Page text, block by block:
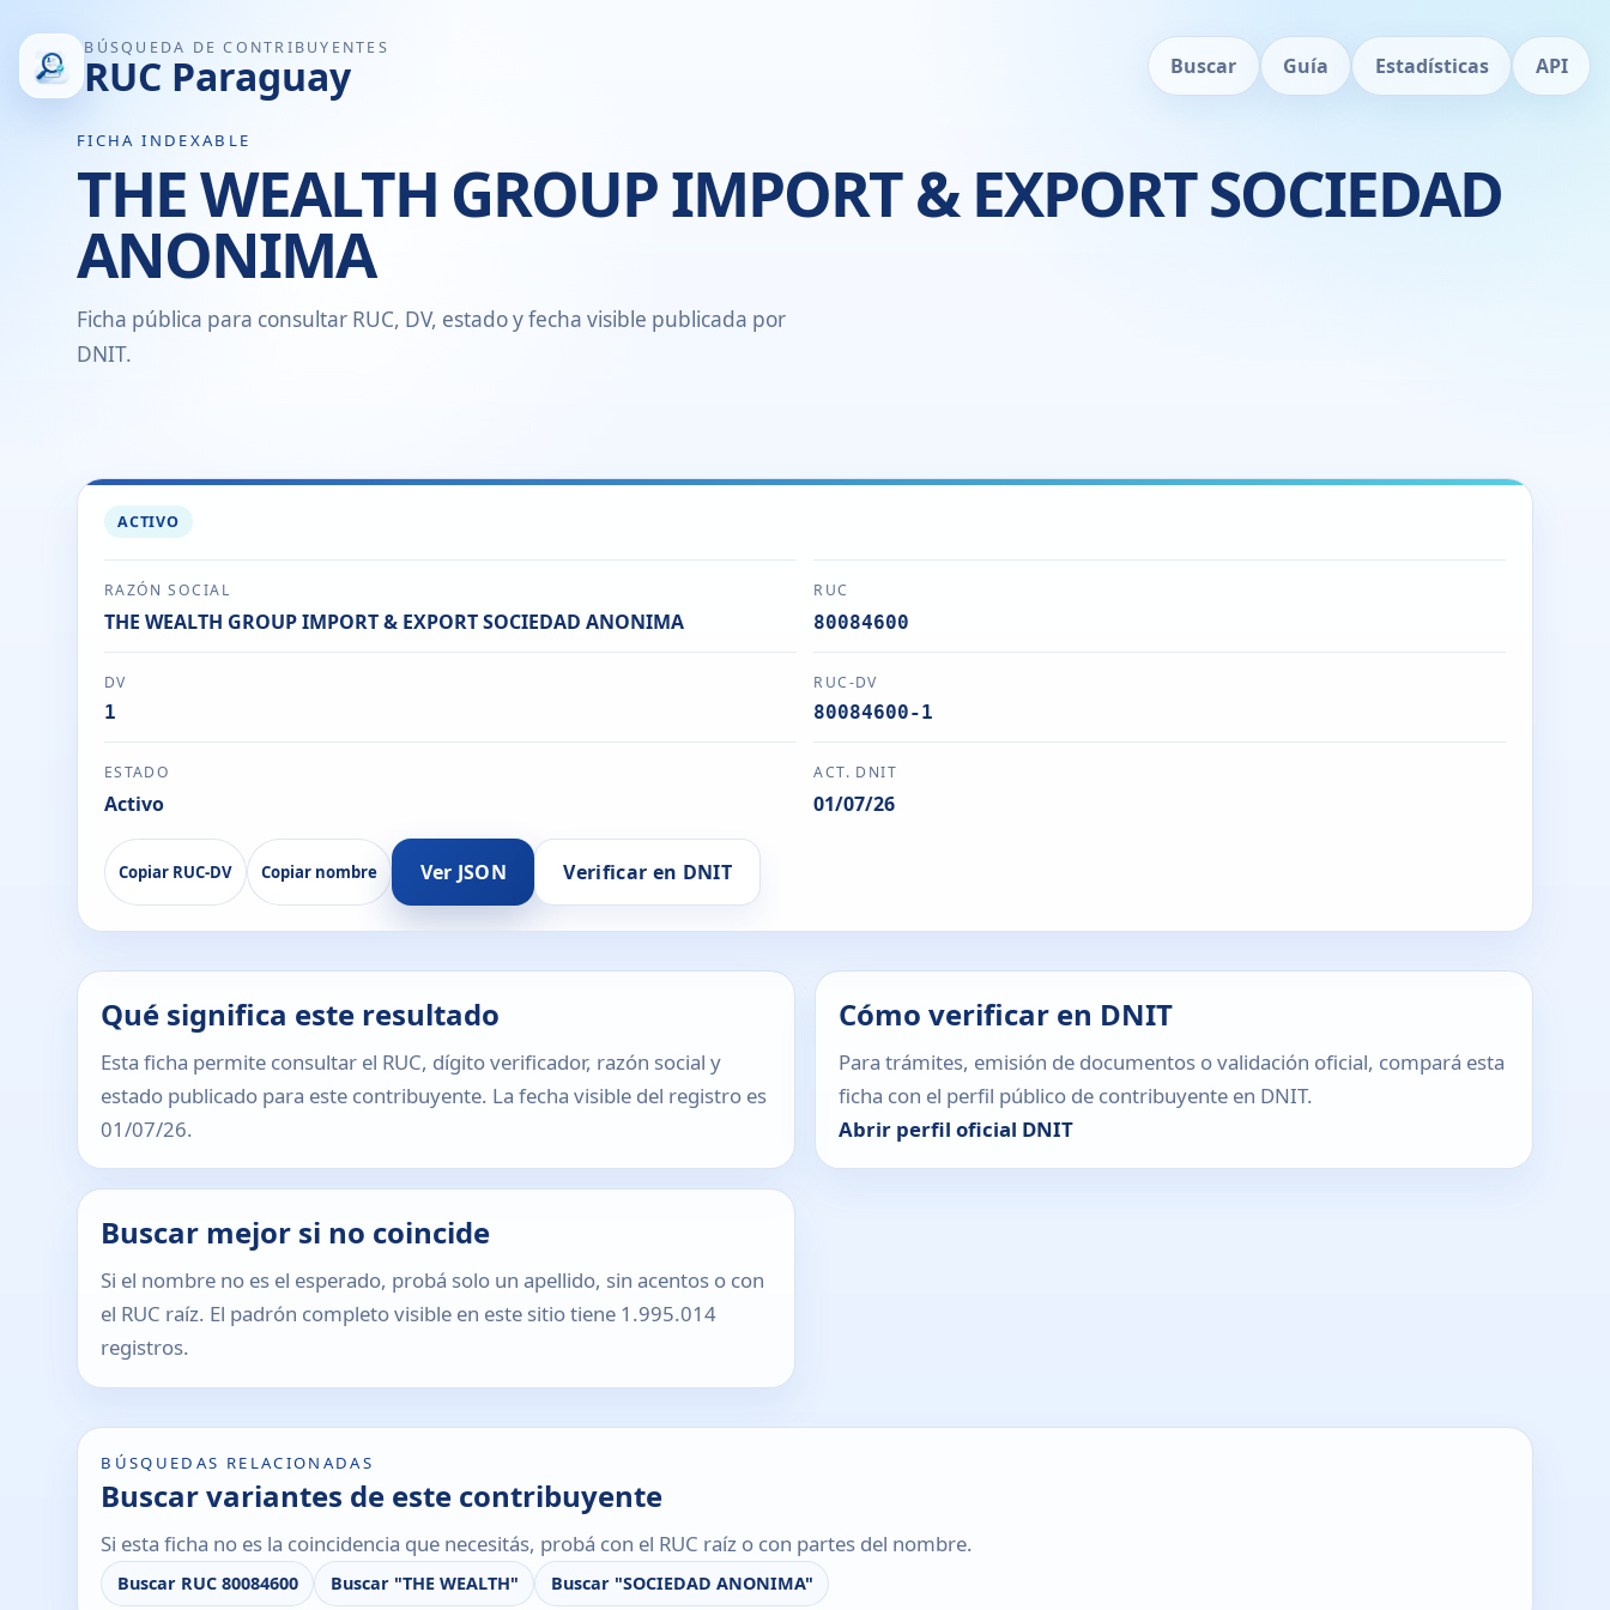
BÚSQUEDA DE CONTRIBUYENTES
RUC Paraguay Buscar Guía Estadísticas API
FICHA INDEXABLE
THE WEALTH GROUP IMPORT & EXPORT SOCIEDAD
ANONIMA
Ficha pública para consultar RUC, DV, estado y fecha visible publicada por
DNIT.
ACTIVO
RAZÓN SOCIAL
THE WEALTH GROUP IMPORT & EXPORT SOCIEDAD ANONIMA
RUC
80084600
DV
1
RUC-DV
80084600-1
ESTADO
Activo
ACT. DNIT
01/07/26
Copiar RUC-DV Copiar nombre Ver JSON Verificar en DNIT
Qué significa este resultado
Esta ficha permite consultar el RUC, dígito verificador, razón social y
estado publicado para este contribuyente. La fecha visible del registro es
01/07/26.
Cómo verificar en DNIT
Para trámites, emisión de documentos o validación oficial, compará esta
ficha con el perfil público de contribuyente en DNIT.
Abrir perfil oficial DNIT
Buscar mejor si no coincide
Si el nombre no es el esperado, probá solo un apellido, sin acentos o con
el RUC raíz. El padrón completo visible en este sitio tiene 1.995.014
registros.
BÚSQUEDAS RELACIONADAS
Buscar variantes de este contribuyente
Si esta ficha no es la coincidencia que necesitás, probá con el RUC raíz o con partes del nombre.
Buscar RUC 80084600 Buscar "THE WEALTH" Buscar "SOCIEDAD ANONIMA"